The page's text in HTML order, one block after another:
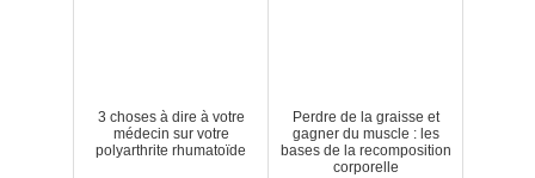
3 choses à dire à votre
médecin sur votre
polyarthrite rhumatoïde
Perdre de la graisse et
gagner du muscle : les
bases de la recomposition
corporelle